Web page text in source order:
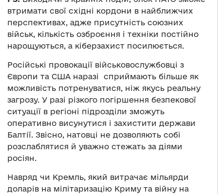
втримати свої східні кордони в найближчих
перспективах, адже присутність союзних
військ, кількість озброєння і техніки постійно
нарощуються, а кіберзахист посилюється.
Російські провокації військовослужбовці з
Європи та США наразі сприймають більше як
можливість потренуватися, ніж якусь реальну
загрозу. У разі різкого погіршення безпекової
ситуації в регіоні підрозділи зможуть
оперативно висунутися і захистити держави
Балтії. Звісно, натовці не дозволяють собі
розслаблятися й уважно стежать за діями
росіян.
Навряд чи Кремль, який витрачає мільярди
доларів на мілітаризацію Криму та війну на